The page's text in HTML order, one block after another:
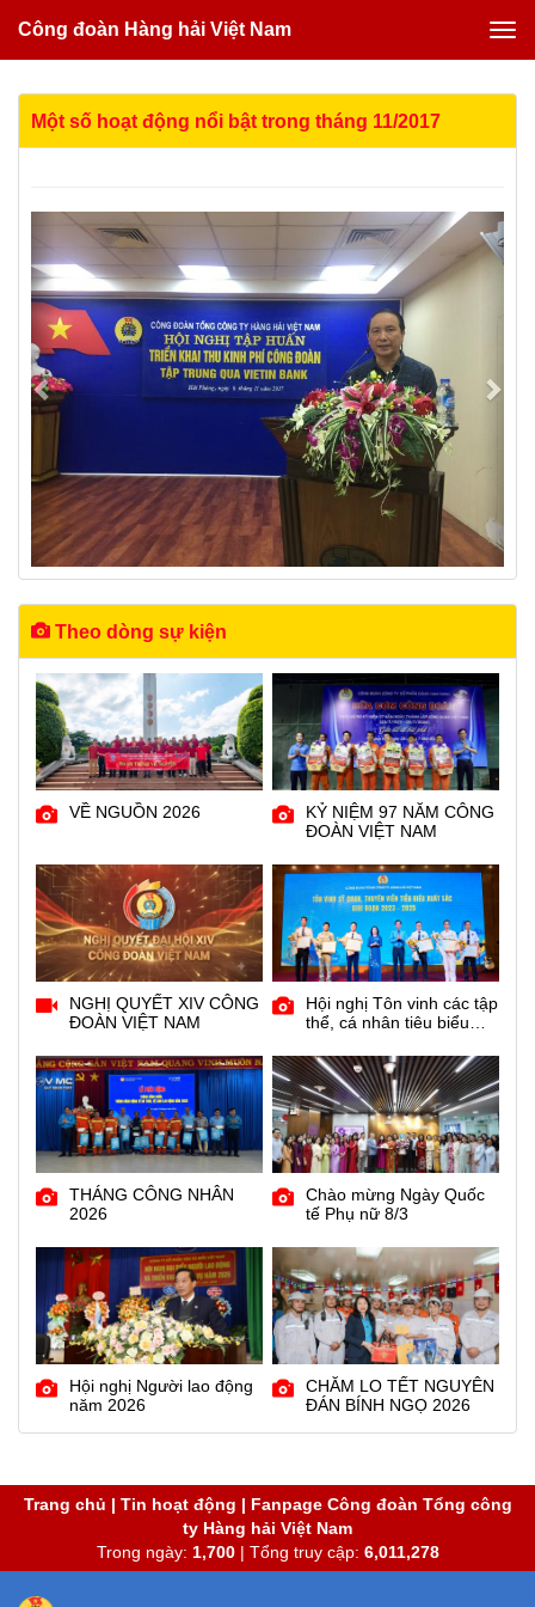
Công đoàn Hàng hải Việt Nam
Một số hoạt động nổi bật trong tháng 11/2017
Previous
Theo dòng sự kiện
VỀ NGUỒN 2026
KỶ NIỆM 97 NĂM CÔNG
ĐOÀN VIỆT NAM
NGHỊ QUYẾT XIV CÔNG
ĐOÀN VIỆT NAM
Hội nghị Tôn vinh các tập
thể, cá nhân tiêu biểu
2025
THÁNG CÔNG NHÂN
2026
Chào mừng Ngày Quốc
tế Phụ nữ 8/3
Hội nghị Người lao động
năm 2026
CHĂM LO TẾT NGUYÊN
ĐÁN BÍNH NGỌ 2026
Trang chủ | Tin hoạt động | Fanpage Công đoàn Tổng công
ty Hàng hải Việt Nam
Trong ngày: 1,700| Tổng truy cập: 6,011,278